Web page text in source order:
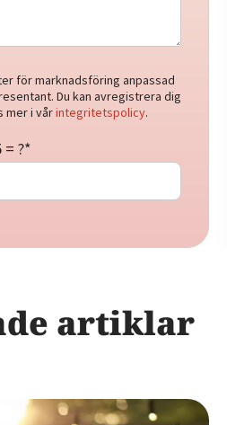
för marknadsföring anpassad
Du kan avregistrera dig
mer i vårintegritetspolicy.
?*
artiklar